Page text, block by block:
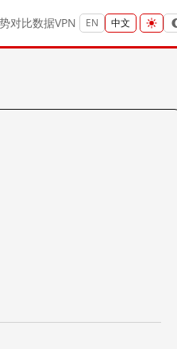
对比数据VPN EN 中文